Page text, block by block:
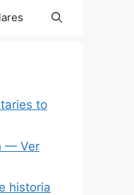
to
— Ver
historia